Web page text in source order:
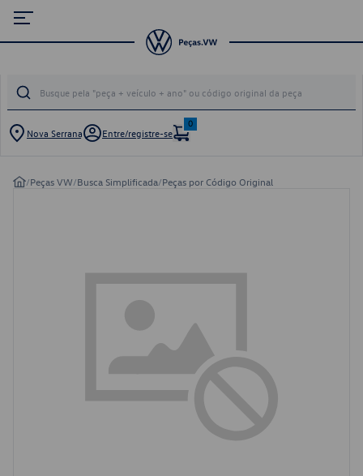
Nova Serrana Entre/registre-se
0
/Peças VW/Busca Simplificada/Peças por Código Original